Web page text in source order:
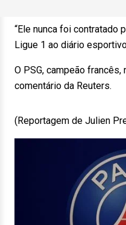
“Ele nunca foi contratado
Ligue 1 ao diário
O PSG, campeão
comentário da Reuters.
(Reportagem de Julien